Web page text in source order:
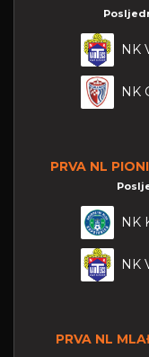
NK
NK
PRVA NL
NK
NK
PRVA NL